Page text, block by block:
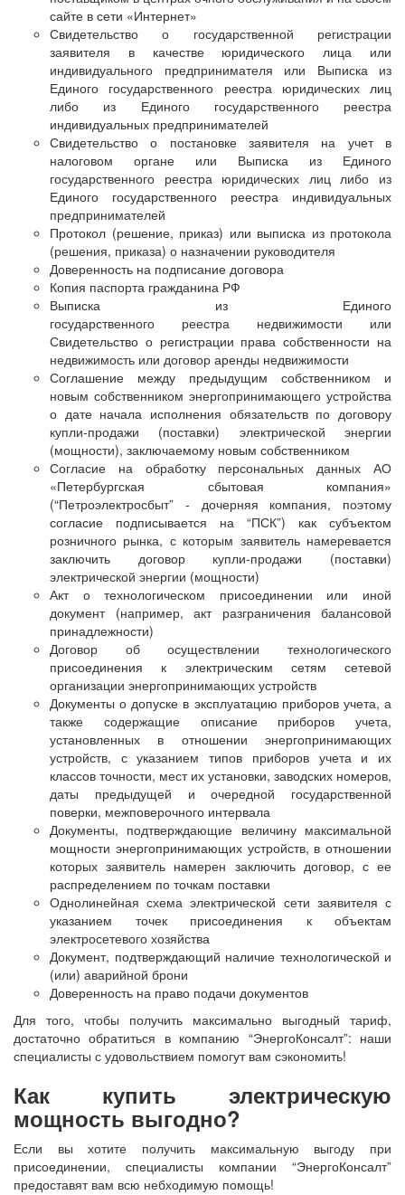
сайте в сети «Интернет»
Свидетельство о государственной регистрации
заявителя в качестве юридического лица или
индивидуального предпринимателя или Выписка из
Единого государственного реестра юридических лиц
либо из Единого государственного реестра
индивидуальных предпринимателей
Свидетельство о постановке заявителя на учет в
налоговом органе или Выписка из Единого
государственного реестра юридических лиц либо из
Единого государственного реестра индивидуальных
предпринимателей
Протокол (решение, приказ) или выписка из протокола
(решения, приказа) о назначении руководителя
Доверенность на подписание договора
Копия паспорта гражданина РФ
Выписка из Единого
государственного реестра недвижимости или
Свидетельство о регистрации права собственности на
недвижимость или договор аренды недвижимости
Соглашение между предыдущим собственником и
новым собственником энергопринимающего устройства
о дате начала исполнения обязательств по договору
купли-продажи (поставки) электрической энергии
(мощности), заключаемому новым собственником
Согласие на обработку персональных данных АО
«Петербургская сбытовая компания»
(“Петроэлектросбыт” - дочерняя компания, поэтому
согласие подписывается на “ПСК”) как субъектом
розничного рынка, с которым заявитель намеревается
заключить договор купли-продажи (поставки)
электрической энергии (мощности)
Акт о технологическом присоединении или иной
документ (например, акт разграничения балансовой
принадлежности)
Договор об осуществлении технологического
присоединения к электрическим сетям сетевой
организации энергопринимающих устройств
Документы о допуске в эксплуатацию приборов учета, а
также содержащие описание приборов учета,
установленных в отношении энергопринимающих
устройств, с указанием типов приборов учета и их
классов точности, мест их установки, заводских номеров,
даты предыдущей и очередной государственной
поверки, межповерочного интервала
Документы, подтверждающие величину максимальной
мощности энергопринимающих устройств, в отношении
которых заявитель намерен заключить договор, с ее
распределением по точкам поставки
Однолинейная схема электрической сети заявителя с
указанием точек присоединения к объектам
электросетевого хозяйства
Документ, подтверждающий наличие технологической и
(или) аварийной брони
Доверенность на право подачи документов
Для того, чтобы получить максимально выгодный тариф,
достаточно обратиться в компанию “ЭнергоКонсалт”: наши
специалисты с удовольствием помогут вам сэкономить!
Как купить электрическую
мощность выгодно?
Если вы хотите получить максимальную выгоду при
присоединении, специалисты компании “ЭнергоКонсалт”
предоставят вам всю небходимую помощь!